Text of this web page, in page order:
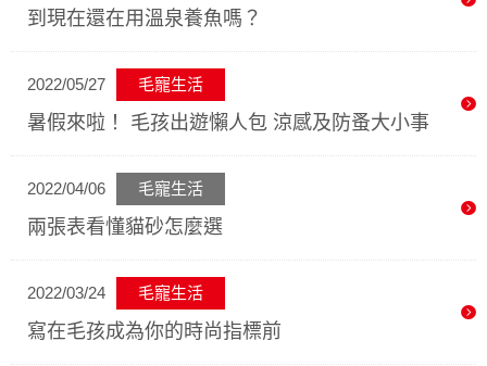
到現在還在用溫泉養魚嗎？
2022/05/27 毛寵生活
暑假來啦！ 毛孩出遊懶人包 涼感及防蚤大小事
2022/04/06 毛寵生活
兩張表看懂貓砂怎麼選
2022/03/24 毛寵生活
寫在毛孩成為你的時尚指標前